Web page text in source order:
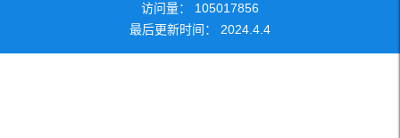
访问量： 105017856
最后更新时间： 2024 4 4